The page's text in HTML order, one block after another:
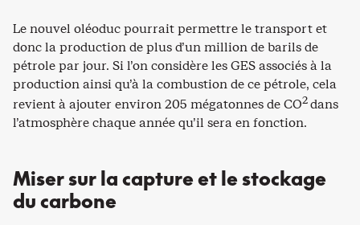
Le nouvel oléoduc pourrait permettre le transport et
donc la production de plus d’un million de barils de
pétrole par jour. Si l’on considère les GES associés à la
production ainsi qu’à la combustion de ce pétrole, cela
revient à ajouter environ 205 mégatonnes de CO2dans
l’atmosphère chaque année qu’il sera en fonction.
Miser sur la capture et le stockage
du carbone